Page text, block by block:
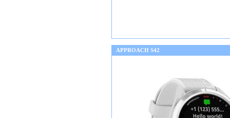
APPROACH S42